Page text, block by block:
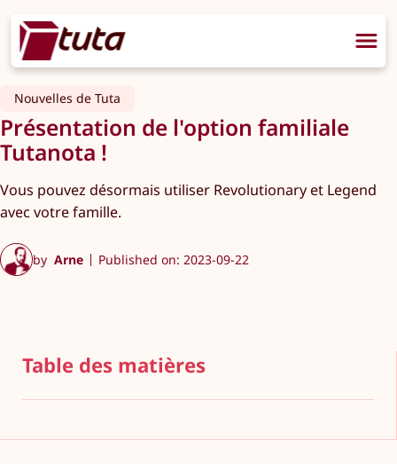
Nouvelles de Tuta
Présentation de l'option familiale
Tutanota !
Vous pouvez désormais utiliser Revolutionary et Legend
avec votre famille.
by Arne Published on: 2023-09-22
Table des matières